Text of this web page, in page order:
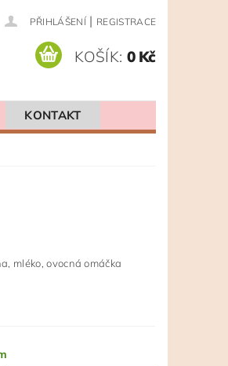
PŘIHLÁŠENÍ | REGISTRACE
KOŠÍK: 0 Kč
KONTAKT
mléko, ovocná omáčka